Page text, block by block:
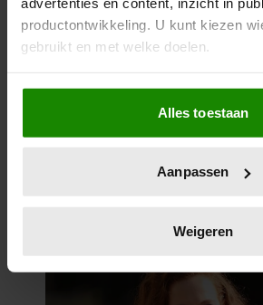
productontwikkeling. U kunt kiezen
gebruikt en met welke doelen.
Als u het toestaat, willen we ook
Informatie verzamelen over
locatie, die tot een paar meter
scannen op specifieke
verwerkt en stel uw voorkeuren in het
intrekken in de Cookieverklaring.
Alles toestaan
Aanpassen
Weigeren